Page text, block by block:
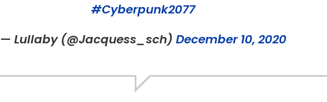
#Cyberpunk2077
— Lullaby (@Jacquess_sch)December 10, 2020